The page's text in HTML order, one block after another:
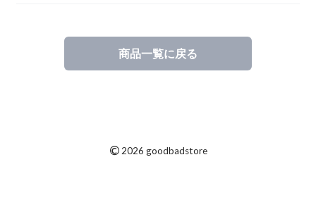
商品一覧に戻る
© 2026 goodbadstore